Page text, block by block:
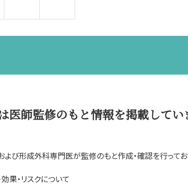
医師監修のもと情報を掲載してい
び形成外科専門医が監修のもと作成・確認を行ってお
果・リスクについて